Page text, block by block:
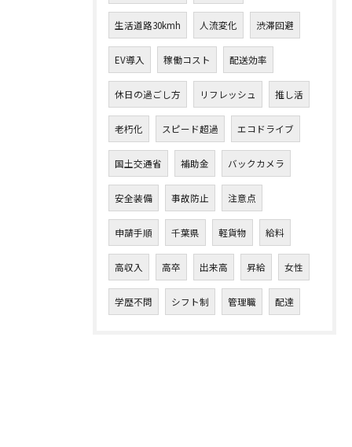
生活道路30kmh 人流変化 渋滞回避
EV導入 稼働コスト 配送効率
休日の過ごし方 リフレッシュ 推し活
老朽化 スピード超過 エコドライブ
国土交通省 補助金 バックカメラ
安全装備 事故防止 注意点
申請手順 千葉県 軽貨物 給料
高収入 高卒 出来高 昇給 女性
学歴不問 シフト制 管理職 配達